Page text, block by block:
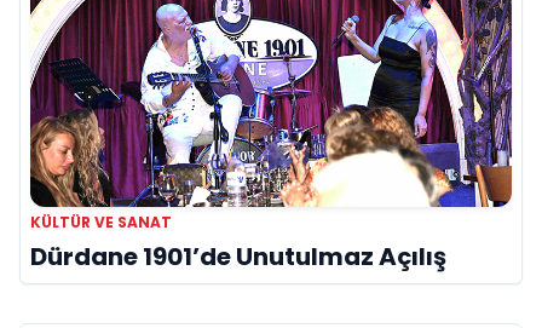
KÜLTÜR VE SANAT
Dürdane 1901’de Unutulmaz Açılış